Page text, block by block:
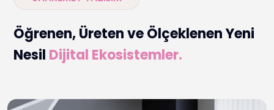
Öğrenen, Üreten ve Ölçeklenen Yeni
Nesil Dijital Ekosistemler.